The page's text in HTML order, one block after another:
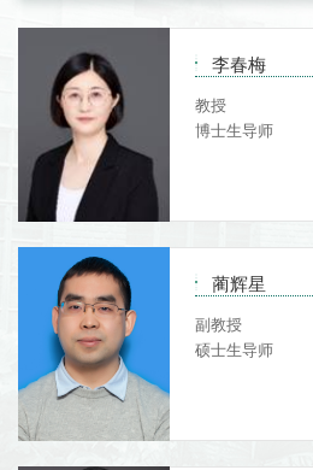
李春梅
教授
博士生导师
蔺辉星
副教授
硕士生导师